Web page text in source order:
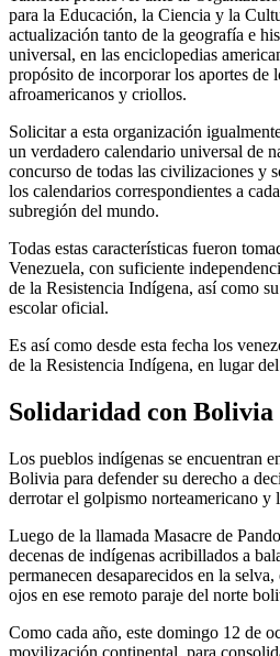
para la Educación, la Ciencia y la
actualización tanto de la geografía e
universal, en las enciclopedias
propósito de incorporar los aportes de
afroamericanos y criollos.
Solicitar a esta organización
un verdadero calendario universal de
concurso de todas las civilizaciones y
los calendarios correspondientes a
subregión del mundo.
Todas estas características fueron
Venezuela, con suficiente
de la Resistencia Indígena, así como
escolar oficial.
Es así como desde esta fecha los
de la Resistencia Indígena, en lugar
Solidaridad con Bolivia
Los pueblos indígenas se encuentran
Bolivia para defender su derecho a
derrotar el golpismo norteamericano y
Luego de la llamada Masacre de
decenas de indígenas acribillados a
permanecen desaparecidos en la
ojos en ese remoto paraje del norte
Como cada año, este domingo 12 de